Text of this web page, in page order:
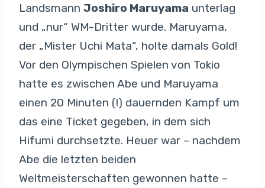
Landsmann Joshiro Maruyama unterlag
und „nur“ WM-Dritter wurde. Maruyama,
der „Mister Uchi Mata“, holte damals Gold!
Vor den Olympischen Spielen von Tokio
hatte es zwischen Abe und Maruyama
einen 20 Minuten (!) dauernden Kampf um
das eine Ticket gegeben, in dem sich
Hifumi durchsetzte. Heuer war – nachdem
Abe die letzten beiden
Weltmeisterschaften gewonnen hatte –